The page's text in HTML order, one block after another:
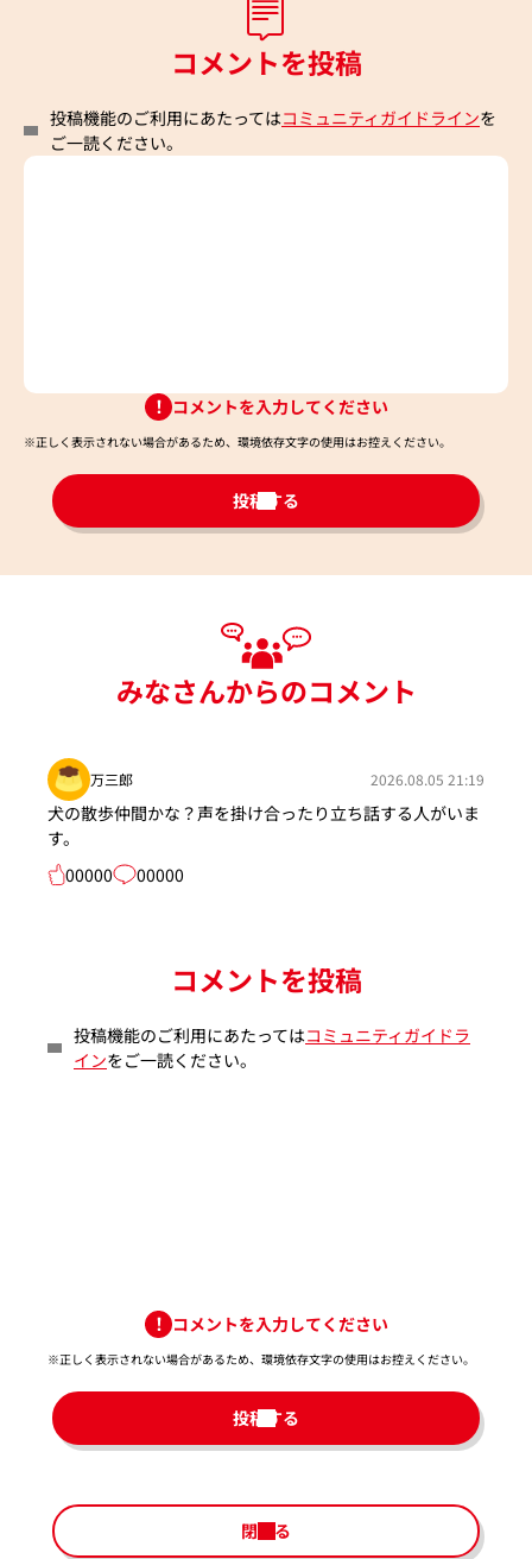
コメントを投稿
投稿機能のご利用にあたってはコミュニティガイドラインを
ご一読ください。
コメントを入力してください
※正しく表示されない場合があるため、環境依存文字の使用はお控えください。​
投稿する
みなさんからのコメント
万三郎 2026.08.05 21:19
犬の散歩仲間かな？声を掛け合ったり立ち話する人がいま
す。
00000
00000
コメントを投稿
投稿機能のご利用にあたってはコミュニティガイドラ
インをご一読ください。
コメントを入力してください
※正しく表示されない場合があるため、環境依存文字の使用はお控えください。​
投稿する
閉じる